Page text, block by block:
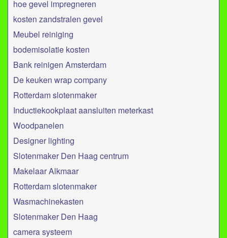
hoe gevel impregneren
kosten zandstralen gevel
Meubel reiniging
bodemisolatie kosten
Bank reinigen Amsterdam
De keuken wrap company
Rotterdam slotenmaker
Inductiekookplaat aansluiten meterkast
Woodpanelen
Designer lighting
Slotenmaker Den Haag centrum
Makelaar Alkmaar
Rotterdam slotenmaker
Wasmachinekasten
Slotenmaker Den Haag
camera systeem